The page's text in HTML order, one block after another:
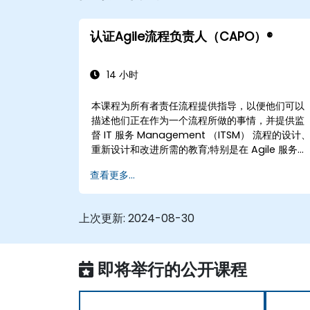
认证Agile流程负责人（CAPO）®
14 小时
本课程为所有者责任流程提供指导，以便他们可以
描述他们正在作为一个流程所做的事情，并提供监
督 IT 服务 Management （ITSM） 流程的设计
重新设计和改进所需的教育;特别是在 Agile 服务
Scrum 实践应用于流程所有者的职责，并使用
Agile 和 Lean 原则和实践来实施“恰到好处”的流
一致。
查看更多...
上次更新: 2024-08-30
即将举行的公开课程